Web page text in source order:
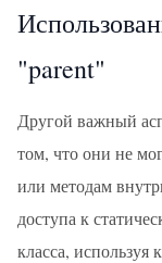
"parent"
Другой важный
том, что они не
или методам
доступа к
класса, используя